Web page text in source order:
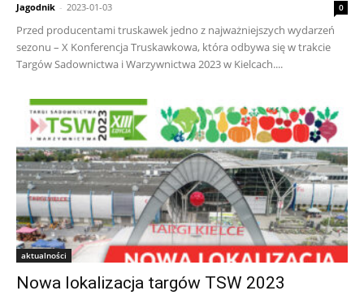
Jagodnik - 2023-01-03 0
Przed producentami truskawek jedno z najważniejszych wydarzeń
sezonu – X Konferencja Truskawkowa, która odbywa się w trakcie
Targów Sadownictwa i Warzywnictwa 2023 w Kielcach....
aktualności
Nowa lokalizacja targów TSW 2023